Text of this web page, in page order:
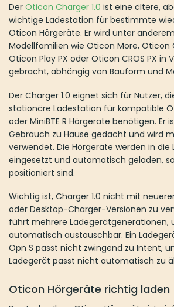
Der Charger 1.0 eignet sich für Nutzer, die
stationäre Ladestation für kompatible Oticon
MiniBTE R Hörgeräte benötigen. Er ist für
Gebrauch zu Hause gedacht und wird
verwendet. Die Hörgeräte werden in die
Wichtig ist, Charger 1.0 nicht mit neueren
Desktop-Charger-Versionen zu
mehrere Ladegerätgenerationen, und diese
automatisch austauschbar. Ein Ladegerät
passt nicht zwingend zu Intent, und ein
nicht automatisch zu älteren Modellen.
Oticon Hörgeräte richtig laden
Das Laden Ihrer Oticon Hörgeräte ist
und Hörgeräte korrekt zusammenpassen.
Hörgeräte sauber und trocken in die
darauf, dass die LED-Anzeigen der
dass die Geräte korrekt in den
ist, kann der Ladevorgang ausbleiben.